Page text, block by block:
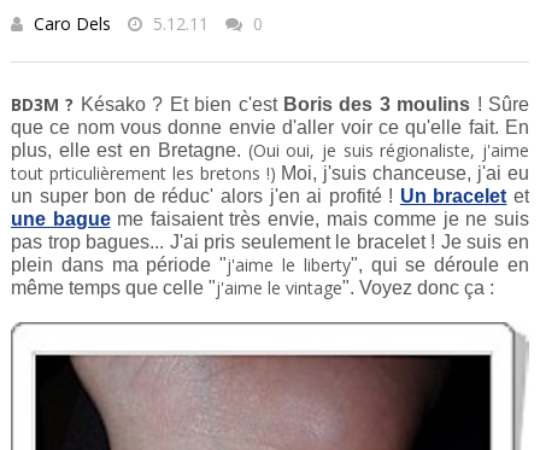
Caro Dels 5.12.11 0
BD3M ? Késako ? Et bien c'est Boris des 3 moulins ! Sûre
que ce nom vous donne envie d'aller voir ce qu'elle fait. En
plus, elle est en Bretagne. (Oui oui, je suis régionaliste, j'aime
tout prticulièrement les bretons !) Moi, j'suis chanceuse, j'ai eu
un super bon de réduc' alors j'en ai profité ! Un bracelet et
une bagueme faisaient très envie, mais comme je ne suis
pas trop bagues... J'ai pris seulement le bracelet ! Je suis en
plein dans ma période "j'aime le liberty", qui se déroule en
même temps que celle "j'aime le vintage". Voyez donc ça :